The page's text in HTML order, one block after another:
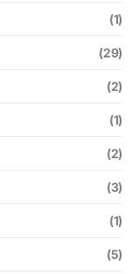
(1)
(29)
(2)
(1)
(2)
(3)
(1)
(5)